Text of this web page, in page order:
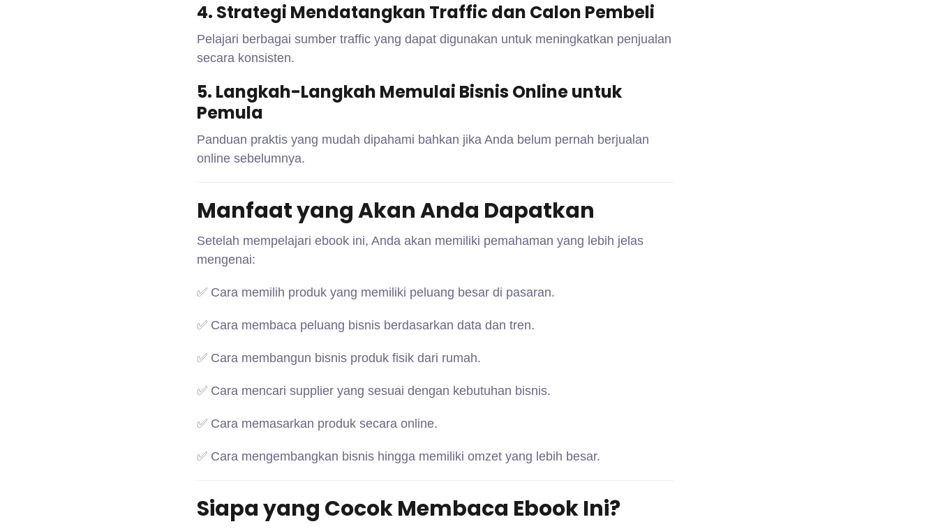
4. Strategi Mendatangkan Traffic dan Calon Pembeli
Pelajari berbagai sumber traffic yang dapat digunakan untuk meningkatkan penjualan
secara konsisten.
5. Langkah-Langkah Memulai Bisnis Online untuk
Pemula
Panduan praktis yang mudah dipahami bahkan jika Anda belum pernah berjualan
online sebelumnya.
Manfaat yang Akan Anda Dapatkan
Setelah mempelajari ebook ini, Anda akan memiliki pemahaman yang lebih jelas
mengenai:
✅ Cara memilih produk yang memiliki peluang besar di pasaran.
✅ Cara membaca peluang bisnis berdasarkan data dan tren.
✅ Cara membangun bisnis produk fisik dari rumah.
✅ Cara mencari supplier yang sesuai dengan kebutuhan bisnis.
✅ Cara memasarkan produk secara online.
✅ Cara mengembangkan bisnis hingga memiliki omzet yang lebih besar.
Siapa yang Cocok Membaca Ebook Ini?